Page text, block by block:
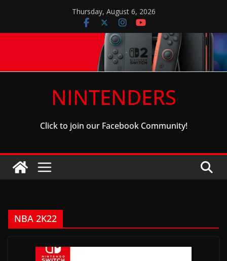
content
Thursday, August 6, 2026
NINTENDERS
Click to join our Facebook Community!
NBA 2K22